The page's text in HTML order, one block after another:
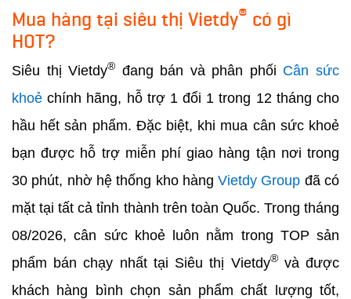
Mua hàng tại siêu thị Vietdy® có gì
HOT?
Siêu thị Vietdy® đang bán và phân phối Cân sức
khoẻ chính hãng, hỗ trợ 1 đổi 1 trong 12 tháng cho
hầu hết sản phẩm. Đặc biệt, khi mua cân sức khoẻ
bạn được hỗ trợ miễn phí giao hàng tận nơi trong
30 phút, nhờ hệ thống kho hàngVietdy Group đã có
mặt tại tất cả tỉnh thành trên toàn Quốc. Trong tháng
08/2026, cân sức khoẻ luôn nằm trong TOP sản
phẩm bán chạy nhất tại Siêu thị Vietdy®và được
khách hàng bình chọn sản phẩm chất lượng tốt,